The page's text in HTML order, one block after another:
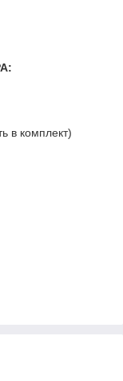
в комплект)